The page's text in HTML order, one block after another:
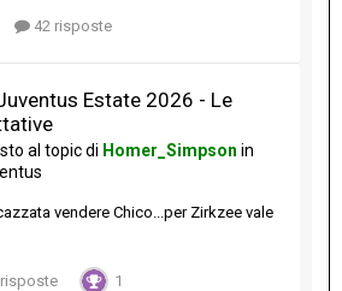
42 risposte
Estate 2026 - Le
al topic di Homer_Simpson in
vendere Chico...per Zirkzee vale
1